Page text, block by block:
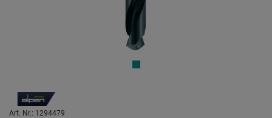
Art. Nr.: 1294479